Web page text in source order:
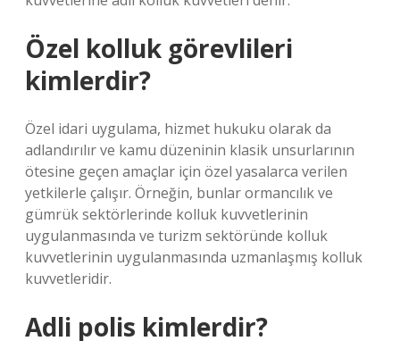
Özel kolluk görevlileri
kimlerdir?
Özel idari uygulama, hizmet hukuku olarak da
adlandırılır ve kamu düzeninin klasik unsurlarının
ötesine geçen amaçlar için özel yasalarca verilen
yetkilerle çalışır. Örneğin, bunlar ormancılık ve
gümrük sektörlerinde kolluk kuvvetlerinin
uygulanmasında ve turizm sektöründe kolluk
kuvvetlerinin uygulanmasında uzmanlaşmış kolluk
kuvvetleridir.
Adli polis kimlerdir?